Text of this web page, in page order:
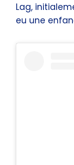
Lag,
eu une